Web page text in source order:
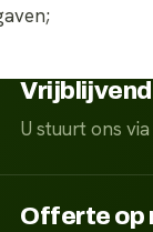
U stuurt ons
Offerte op